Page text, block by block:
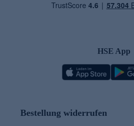
HSE App
Bestellung widerrufen